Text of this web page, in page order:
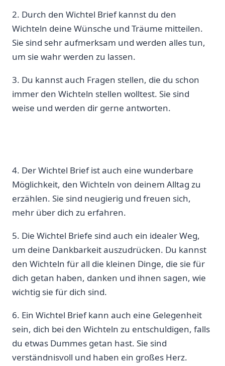
2. Durch den Wichtel Brief kannst du den
Wichteln deine Wünsche und Träume mitteilen.
Sie sind sehr aufmerksam und werden alles tun,
um sie wahr werden zu lassen.
3. Du kannst auch Fragen stellen, die du schon
immer den Wichteln stellen wolltest. Sie sind
weise und werden dir gerne antworten.
4. Der Wichtel Brief ist auch eine wunderbare
Möglichkeit, den Wichteln von deinem Alltag zu
erzählen. Sie sind neugierig und freuen sich,
mehr über dich zu erfahren.
5. Die Wichtel Briefe sind auch ein idealer Weg,
um deine Dankbarkeit auszudrücken. Du kannst
den Wichteln für all die kleinen Dinge, die sie für
dich getan haben, danken und ihnen sagen, wie
wichtig sie für dich sind.
6. Ein Wichtel Brief kann auch eine Gelegenheit
sein, dich bei den Wichteln zu entschuldigen, falls
du etwas Dummes getan hast. Sie sind
verständnisvoll und haben ein großes Herz.